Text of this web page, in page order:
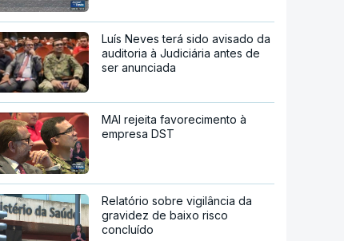
Luís Neves terá sido avisado da
auditoria à Judiciária antes de
ser anunciada
MAI rejeita favorecimento à
empresa DST
Relatório sobre vigilância da
gravidez de baixo risco
concluído